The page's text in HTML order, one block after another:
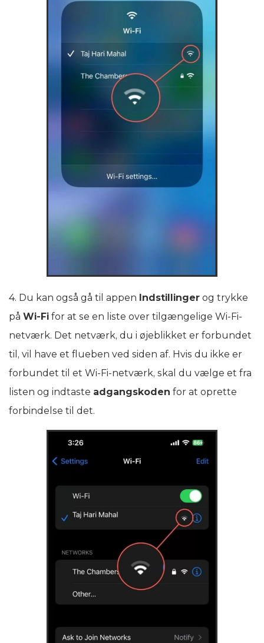
4. Du kan også gå til appen Indstillinger og trykke
på Wi-Fi for at se en liste over tilgængelige Wi-Fi-
netværk. Det netværk, du i øjeblikket er forbundet
til, vil have et flueben ved siden af. Hvis du ikke er
forbundet til et Wi-Fi-netværk, skal du vælge et fra
listen og indtaste adgangskoden for at oprette
forbindelse til det.